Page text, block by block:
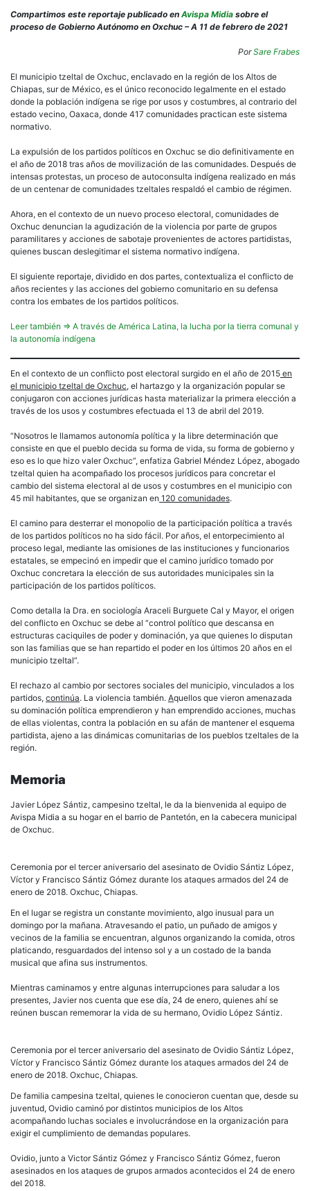
de
por
es
botín
de
Compartimos este reportaje publicado en Avispa Midia sobre el
proceso de Gobierno Autónomo en Oxchuc – A 11 de febrero de 2021
PorSare Frabes
El municipio tzeltal de Oxchuc, enclavado en la región de los Altos de
Chiapas, sur de México, es el único reconocido legalmente en el estado
donde la población indígena se rige por usos y costumbres, al contrario del
estado vecino, Oaxaca, donde 417 comunidades practican este sistema
normativo.
La expulsión de los partidos políticos en Oxchuc se dio definitivamente en
el año de 2018 tras años de movilización de las comunidades. Después de
intensas protestas, un proceso de autoconsulta indígena realizado en más
de un centenar de comunidades tzeltales respaldó el cambio de régimen.
Ahora, en el contexto de un nuevo proceso electoral, comunidades de
Oxchuc denuncian la agudización de la violencia por parte de grupos
paramilitares y acciones de sabotaje provenientes de actores partidistas,
quienes buscan deslegitimar el sistema normativo indígena.
El siguiente reportaje, dividido en dos partes, contextualiza el conflicto de
años recientes y las acciones del gobierno comunitario en su defensa
contra los embates de los partidos políticos.
Leer también ⇒ A través de América Latina, la lucha por la tierra comunal y
la autonomía indígena
En el contexto de un conflicto post electoral surgido en el año de 2015 en
el municipio tzeltal de Oxchuc, el hartazgo y la organización popular se
conjugaron con acciones jurídicas hasta materializar la primera elección a
través de los usos y costumbres efectuada el 13 de abril del 2019.
“Nosotros le llamamos autonomía política y la libre determinación que
consiste en que el pueblo decida su forma de vida, su forma de gobierno y
eso es lo que hizo valer Oxchuc”, enfatiza Gabriel Méndez López, abogado
tzeltal quien ha acompañado los procesos jurídicos para concretar el
cambio del sistema electoral al de usos y costumbres en el municipio con
45 mil habitantes, que se organizan en 120 comunidades.
El camino para desterrar el monopolio de la participación política a través
de los partidos políticos no ha sido fácil. Por años, el entorpecimiento al
proceso legal, mediante las omisiones de las instituciones y funcionarios
estatales, se empecinó en impedir que el camino jurídico tomado por
Oxchuc concretara la elección de sus autoridades municipales sin la
participación de los partidos políticos.
Como detalla la Dra. en sociología Araceli Burguete Cal y Mayor, el origen
del conflicto en Oxchuc se debe al “control político que descansa en
estructuras caciquiles de poder y dominación, ya que quienes lo disputan
son las familias que se han repartido el poder en los últimos 20 años en el
municipio tzeltal”.
El rechazo al cambio por sectores sociales del municipio, vinculados a los
partidos, continúa. La violencia también. Aquellos que vieron amenazada
su dominación política emprendieron y han emprendido acciones, muchas
de ellas violentas, contra la población en su afán de mantener el esquema
partidista, ajeno a las dinámicas comunitarias de los pueblos tzeltales de la
región.
Memoria
Javier López Sántiz, campesino tzeltal, le da la bienvenida al equipo de
Avispa Midia a su hogar en el barrio de Pantetón, en la cabecera municipal
de Oxchuc.
Ceremonia por el tercer aniversario del asesinato de Ovidio Sántiz López,
Víctor y Francisco Sántiz Gómez durante los ataques armados del 24 de
enero de 2018. Oxchuc, Chiapas.
En el lugar se registra un constante movimiento, algo inusual para un
domingo por la mañana. Atravesando el patio, un puñado de amigos y
vecinos de la familia se encuentran, algunos organizando la comida, otros
platicando, resguardados del intenso sol y a un costado de la banda
musical que afina sus instrumentos.
Mientras caminamos y entre algunas interrupciones para saludar a los
presentes, Javier nos cuenta que ese día, 24 de enero, quienes ahí se
reúnen buscan rememorar la vida de su hermano, Ovidio López Sántiz.
Ceremonia por el tercer aniversario del asesinato de Ovidio Sántiz López,
Víctor y Francisco Sántiz Gómez durante los ataques armados del 24 de
enero de 2018. Oxchuc, Chiapas.
De familia campesina tzeltal, quienes le conocieron cuentan que, desde su
juventud, Ovidio caminó por distintos municipios de los Altos
acompañando luchas sociales e involucrándose en la organización para
exigir el cumplimiento de demandas populares.
Ovidio, junto a Victor Sántiz Gómez y Francisco Sántiz Gómez, fueron
asesinados en los ataques de grupos armados acontecidos el 24 de enero
del 2018.